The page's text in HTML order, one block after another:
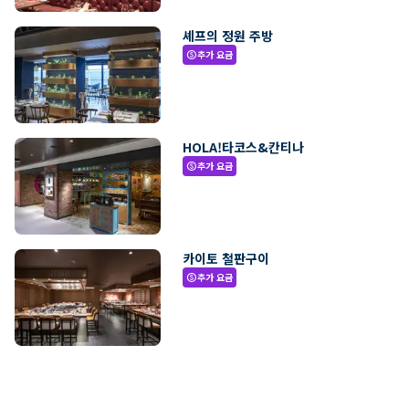
셰프의 정원 주방
paid추가 요금
HOLA!타코스&칸티나
paid추가 요금
카이토 철판구이
paid추가 요금